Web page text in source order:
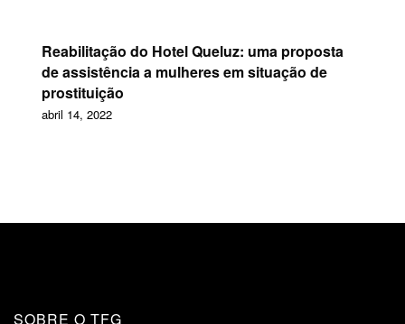
Reabilitação do Hotel Queluz: uma proposta
de assistência a mulheres em situação de
prostituição
abril 14, 2022
SOBRE O TFG